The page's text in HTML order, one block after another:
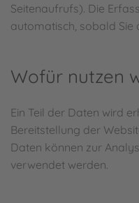
Seitenaufrufs). Die
automatisch, sobald Sie
Wofür nutzen
Ein Teil der Daten wird
Bereitstellung der
Daten können zur
verwendet werden.